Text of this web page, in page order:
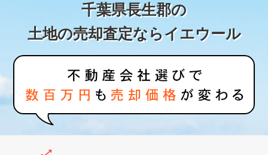
千葉県長生郡の
土地の売却査定ならイエウール
不動産の売却・一括査定
家査定シミュレーター
お問い合わせ